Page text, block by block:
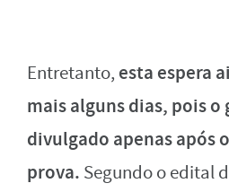
Entretanto, esta espera
mais alguns dias, pois o
divulgado apenas após
prova. Segundo o edital